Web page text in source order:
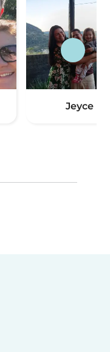
Jeyce